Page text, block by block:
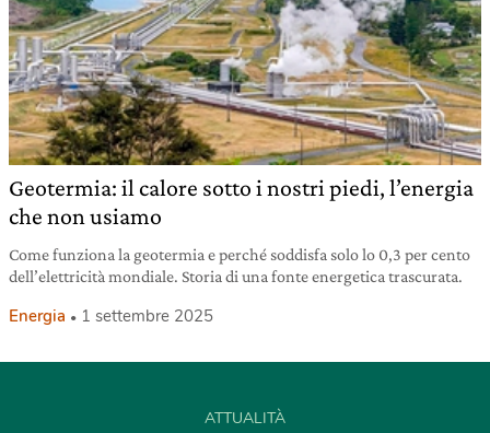
Geotermia: il calore sotto i nostri piedi, l’energia
che non usiamo
Come funziona la geotermia e perché soddisfa solo lo 0,3 per cento
dell’elettricità mondiale. Storia di una fonte energetica trascurata.
Energia 1 settembre 2025
ATTUALITÀ